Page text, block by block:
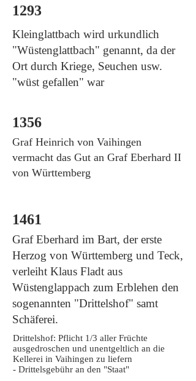
1293
Kleinglattbach wird urkundlich
"Wüstenglattbach" genannt, da der
Ort durch Kriege, Seuchen usw.
"wüst gefallen" war
1356
Graf Heinrich von Vaihingen
vermacht das Gut an Graf Eberhard II
von Württemberg
1461
Graf Eberhard im Bart, der erste
Herzog von Württemberg und Teck,
verleiht Klaus Fladt aus
Wüstenglappach zum Erblehen den
sogenannten "Drittelshof" samt
Schäferei.
Drittelshof: Pflicht 1/3 aller Früchte
ausgedroschen und unentgeltlich an die
Kellerei in Vaihingen zu liefern
- Drittelsgebühr an den "Staat"